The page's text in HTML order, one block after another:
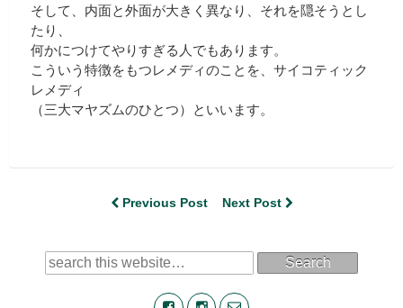
そして、内面と外面が大きく異なり、それを隠そうとし
たり、
何かにつけてやりすぎる人でもあります。
こういう特徴をもつレメディのことを、サイコティック
レメディ
（三大マヤズムのひとつ）といいます。
Previous Post Next Post
Search